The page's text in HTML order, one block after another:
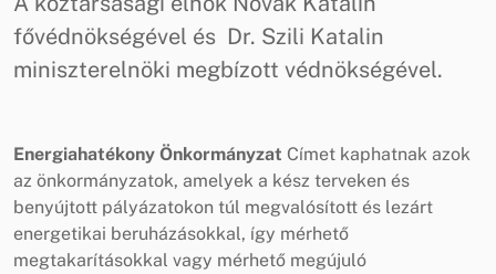
fővédnökségével és Dr. Szili Katalin
miniszterelnöki megbízott védnökségével.
Energiahatékony Önkormányzat Címet kaphatnak azok
az önkormányzatok, amelyek a kész terveken és
benyújtott pályázatokon túl megvalósított és lezárt
energetikai beruházásokkal, így mérhető
megtakarításokkal vagy mérhető megújuló